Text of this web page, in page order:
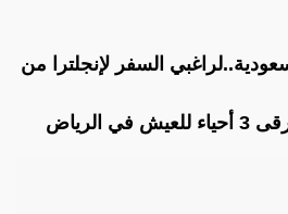
السفر لإنجلترا من
في الرياض